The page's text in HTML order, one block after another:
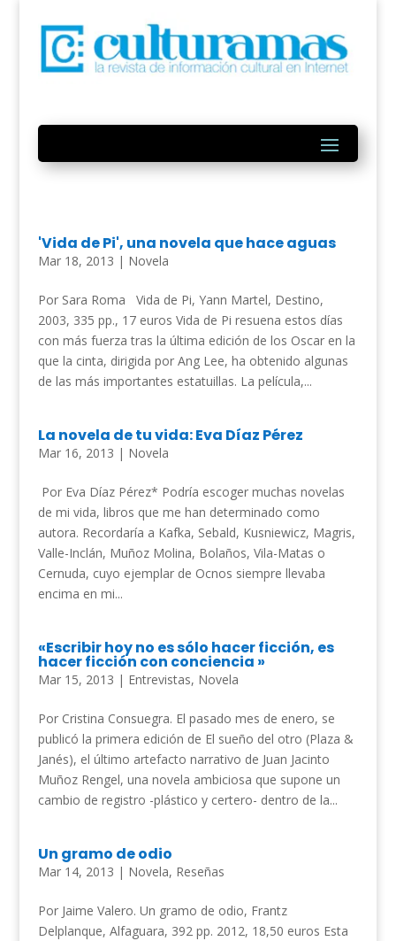
'Vida de Pi', una novela que hace aguas
Mar 18, 2013 | Novela
Por Sara Roma Vida de Pi, Yann Martel, Destino,
2003, 335 pp., 17 euros Vida de Pi resuena estos días
con más fuerza tras la última edición de los Oscar en la
que la cinta, dirigida por Ang Lee, ha obtenido algunas
de las más importantes estatuillas. La película,...
La novela de tu vida: Eva Díaz Pérez
Mar 16, 2013 | Novela
Por Eva Díaz Pérez* Podría escoger muchas novelas
de mi vida, libros que me han determinado como
autora. Recordaría a Kafka, Sebald, Kusniewicz, Magris,
Valle-Inclán, Muñoz Molina, Bolaños, Vila-Matas o
Cernuda, cuyo ejemplar de Ocnos siempre llevaba
encima en mi...
«Escribir hoy no es sólo hacer ficción, es
hacer ficción con conciencia »
Mar 15, 2013 | Entrevistas, Novela
Por Cristina Consuegra. El pasado mes de enero, se
publicó la primera edición de El sueño del otro (Plaza &
Janés), el último artefacto narrativo de Juan Jacinto
Muñoz Rengel, una novela ambiciosa que supone un
cambio de registro -plástico y certero- dentro de la...
Un gramo de odio
Mar 14, 2013 | Novela, Reseñas
Por Jaime Valero. Un gramo de odio, Frantz
Delplanque, Alfaguara, 392 pp. 2012, 18,50 euros Esta